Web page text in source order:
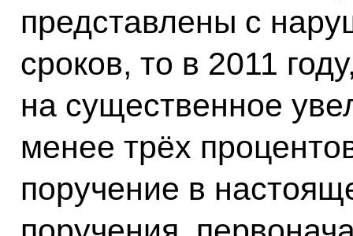
представлены с
сроков, то в 2011
на существенное
менее трёх
поручение в